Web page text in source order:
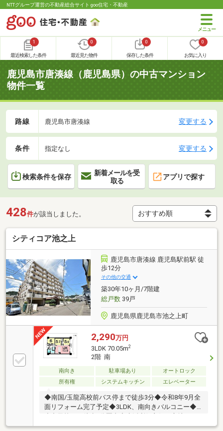
NTTグループ運営の不動産総合サイト goo住宅・不動産
1
最近検索した条件
0
最近見た物件
0
保存した条件
0
お気に入り
鹿児島市唐湊線（鹿児島県）の中古マンション
物件一覧
路線 鹿児島市唐湊線 変更する
条件 指定なし 変更する
検索条件を保存
新着メールを受
取る
アプリで探す
428件が該当しました。
シティコア池之上
鹿児島市唐湊線 鹿児島駅前駅 徒
歩12分
その他の交通
築30年10ヶ月/7階建
総戸数39戸
鹿児島県鹿児島市池之上町
2,290万円
3LDK 70.05m2
2階 南
南向き 駐車場あり
オートロック
所有権
システムキッチン エレベーター
◆南国/玉龍高校前バス停まで徒歩3分◆令和8年9月全
面リフォーム完了予定◆3LDK、南向きバルコニー◆